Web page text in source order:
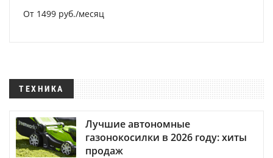
От 1499 руб./месяц
ТЕХНИКА
Лучшие автономные
газонокосилки в 2026 году: хиты
продаж